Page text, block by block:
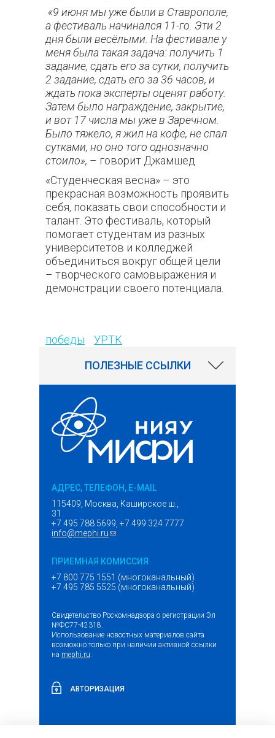
«9 июня мы уже были в Ставрополе,
а фестиваль начинался 11-го. Эти 2
дня были весёлыми. На фестивале у
меня была такая задача: получить 1
задание, сдать его за сутки, получить
2 задание, сдать его за 36 часов, и
ждать пока эксперты оценят работу.
Затем было награждение, закрытие,
и вот 17 числа мы уже в Заречном.
Было тяжело, я жил на кофе, не спал
сутками, но оно того однозначно
стоило», – говорит Джамшед.
«Студенческая весна» – это
прекрасная возможность проявить
себя, показать свои способности и
талант. Это фестиваль, который
помогает студентам из разных
университетов и колледжей
объединиться вокруг общей цели
– творческого самовыражения и
демонстрации своего потенциала.
победы
УРТК
ПОЛЕЗНЫЕ ССЫЛКИ
АДРЕС, ТЕЛЕФОН, E-MAIL
115409, Москва, Каширское ш.,
31
+7 495 788 5699, +7 499 324 7777
info@mephi.ru(ссылка для отправки email)
ПРИЕМНАЯ КОМИССИЯ
+7 800 775 1551 (многоканальный)
+7 495 785 5525 (многоканальный)
Свидетельство Роскомнадзора о регистрации Эл
№ФС77-42318.
Использование новостных материалов сайта
возможно только при наличии активной ссылки
на mephi.ru
АВТОРИЗАЦИЯ